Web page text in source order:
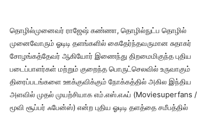
தொழில்முனைவர் ராஜேஷ் கண்ணா, தொழில்நுட்ப தொழில்
முனைவோரும் ஓடிடி தளங்களில் கைதேர்ந்தவருமான சுதாகர்
சோழங்கத்தேவர் ஆகியோர் இணைந்து திறமைமிகுந்த புதிய
படைப்பாளர்கள் மற்றும் குறைந்த பொருட்செலவில் உருவாகும்
திரைப்படங்களை ஊக்குவிக்கும் நோக்கத்தில் அகில இந்திய
அளவில் முதல் முயற்சியாக எம்.எஸ்.எஃப் (Moviesuperfans /
மூவி சூப்பர் ஃபேன்ஸ்) என்ற புதிய ஓடிடி தளத்தை சமீபத்தில்